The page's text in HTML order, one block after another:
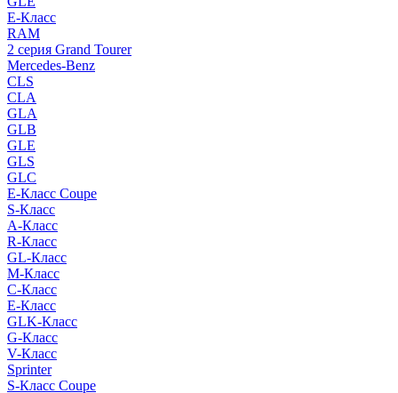
E-Класс
RAM
2 серия Grand Tourer
Mercedes-Benz
CLS
CLA
GLA
GLB
GLE
GLS
GLC
E-Класс Coupe
S-Класс
A-Класс
R-Класс
GL-Класс
M-Класс
C-Класс
E-Класс
GLK-Класс
G-Класс
V-Класс
Sprinter
S-Класс Сoupe